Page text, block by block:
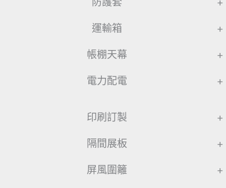
防護套 +
運輸箱 +
帳棚天幕 +
電力配電 +
印刷訂製 +
隔間展板 +
屏風圍籬 +